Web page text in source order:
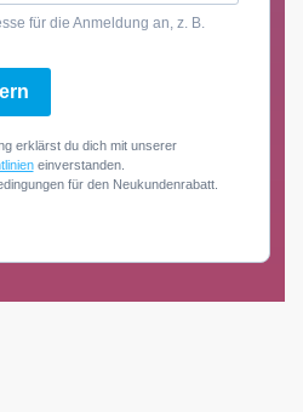
für die Anmeldung an, z. B.
erklärst du dich mit unserer
einverstanden.
für den Neukundenrabatt.